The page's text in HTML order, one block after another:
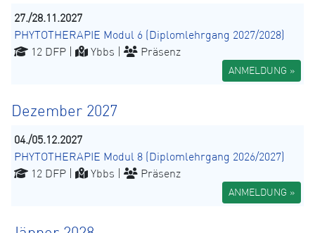
27./28.11.2027
PHYTOTHERAPIE Modul 6 (Diplomlehrgang 2027/2028)
12 DFP |
Ybbs | Präsenz
ANMELDUNG »
Dezember 2027
04./05.12.2027
PHYTOTHERAPIE Modul 8 (Diplomlehrgang 2026/2027)
12 DFP |
Ybbs | Präsenz
ANMELDUNG »